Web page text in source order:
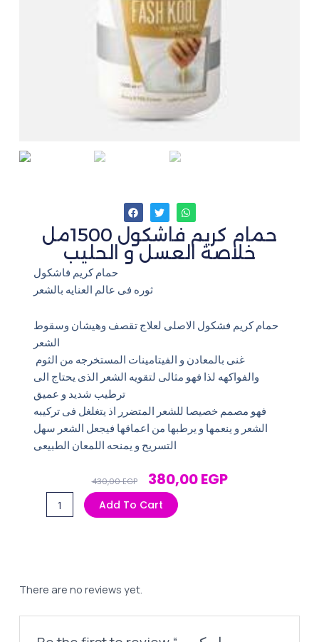
حمام كريم فاشكول 1500مل
خلاصة العسل و الحليب
حمام كريم فاشكول
ثوره فى عالم العنايه بالشعر
حمام كريم فشكول الاصلى لعلاج تقصف وهيشان وسقوط
الشعر
غنى بالمعادن و الفيتامينات المستخرجه من الثوم
والفواكهه لذا فهو مثالى لتقويه الشعر الذى يحتاج الى
ترطيب شديد و عميق
فهو مصمم خصيصا للشعر المتضرر اذ يتغلغل فى تركيبه
الشعر و ينعمها و يرطبها من اعماقها فيجعل الشعر سهل
التسريح و يمنحه اللمعان الطبيعى
430,00EGP Original
Price
Was:
380,00EGPCurrent
العسل
الحليب
quantity
Add To Cart
There are no reviews yet.